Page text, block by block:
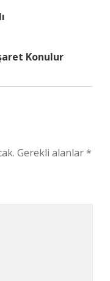
Konulur
Gerekli alanlar*